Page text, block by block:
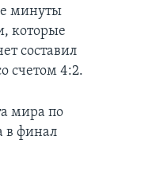
минуты
которые
составил
счетом 4:2.
мира по
в финал